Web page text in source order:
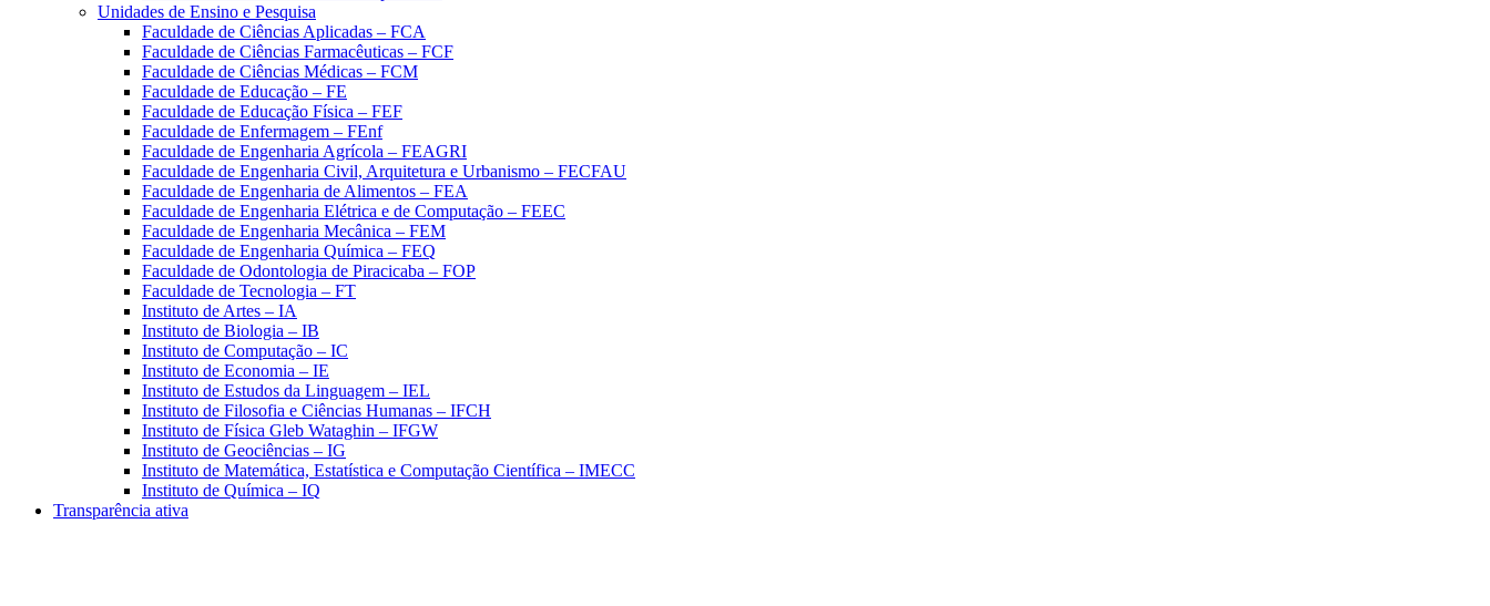
Unidades de Ensino e Pesquisa
Faculdade de Ciências Aplicadas – FCA
Faculdade de Ciências Farmacêuticas – FCF
Faculdade de Ciências Médicas – FCM
Faculdade de Educação – FE
Faculdade de Educação Física – FEF
Faculdade de Enfermagem – FEnf
Faculdade de Engenharia Agrícola – FEAGRI
Faculdade de Engenharia Civil, Arquitetura e Urbanismo – FECFAU
Faculdade de Engenharia de Alimentos – FEA
Faculdade de Engenharia Elétrica e de Computação – FEEC
Faculdade de Engenharia Mecânica – FEM
Faculdade de Engenharia Química – FEQ
Faculdade de Odontologia de Piracicaba – FOP
Faculdade de Tecnologia – FT
Instituto de Artes – IA
Instituto de Biologia – IB
Instituto de Computação – IC
Instituto de Economia – IE
Instituto de Estudos da Linguagem – IEL
Instituto de Filosofia e Ciências Humanas – IFCH
Instituto de Física Gleb Wataghin – IFGW
Instituto de Geociências – IG
Instituto de Matemática, Estatística e Computação Científica – IMECC
Instituto de Química – IQ
Transparência ativa